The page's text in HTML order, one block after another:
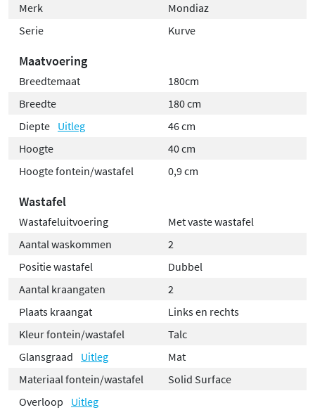
Merk
Mondiaz
Serie
Kurve
Maatvoering
Breedtemaat
180cm
Breedte
180 cm
Diepte Uitleg
46 cm
Hoogte
40 cm
Hoogte fontein/wastafel
0,9 cm
Wastafel
Wastafeluitvoering
Met vaste wastafel
Aantal waskommen
2
Positie wastafel
Dubbel
Aantal kraangaten
2
Plaats kraangat
Links en rechts
Kleur fontein/wastafel
Talc
Glansgraad
Uitleg
Mat
Materiaal fontein/wastafel
Solid Surface
Overloop
Uitleg